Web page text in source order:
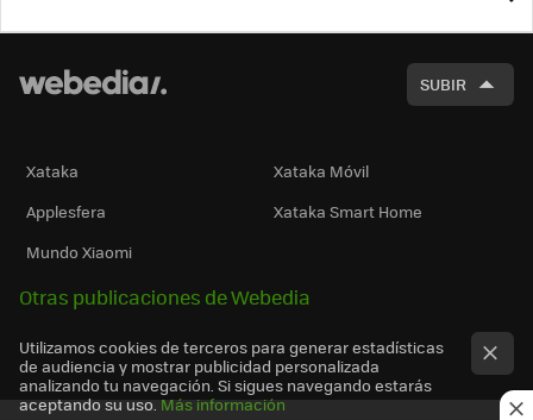
SUBIR
Xataka
Xataka Móvil
Applesfera
Xataka Smart Home
Mundo Xiaomi
Otras publicaciones de Webedia
Utilizamos cookies de terceros para generar estadísticas
de audiencia y mostrar publicidad personalizada
analizando tu navegación. Si sigues navegando estarás
aceptando su uso. Más información